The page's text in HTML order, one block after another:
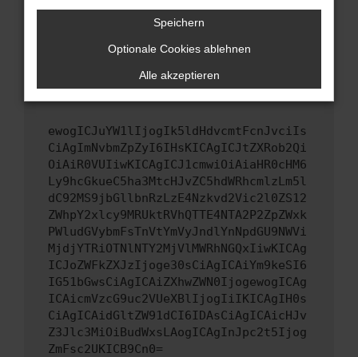
Wenn du alle oben genannten Schritte versucht
versuchen, das Problem zu beheben. Du kannst
uns diesen Text schicken, um uns bei der
Fehlersuche zu unterstützen:
ewogICJuYW1lIjogIk5ldHdvcmtFcnJvciIs
CiAgImNvbmZpZyI6IHsKICAgICJtZXRob2Qi
OiAiR0VUIiwKICAgICJ1cmwiOiAiaHR0cHM6
Ly9hcGkueC5ha3MtcHJvZC5hdWRhcmlzLm5l
dC92MS9jbGllbnRzLzE4Nzkvd2Vic2l0ZS12
ZWhpY2xlcy9MRUktRVhQTTE4NTA2P2ZpZWxk
PWludGVybmFsTnVtYmVyJndlYnNpdGU9NWVi
MjdjYTRiOTNlNTY2MjVlMWRhNGQxIiwKICAg
ICJoZWFkZXJzIjoge30sCiAgICAiYm9keSI6
IG51bGwsCiAgICAiZXhwZWN0IjogewogICAg
ICAicmVzcG9uc2VUeXBlIjogIiIKICAgIH0s
CiAgICAidGltZW91dCI6IDAsCiAgICAicHJv
Z3Jlc3MiOiBudWxsLAogICAgInJpc2t5Ijog
ZmFsc2UKICB9Cn0=
Speichern
Optionale Cookies ablehnen
Alle akzeptieren